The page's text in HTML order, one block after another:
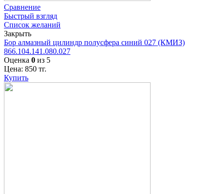
Сравнение
Быстрый взгляд
Список желаний
Закрыть
Бор алмазный цилиндр полусфера синий 027 (КМИЗ)
866.104.141.080.027
Оценка 0 из 5
Цена: 850 тг.
Купить